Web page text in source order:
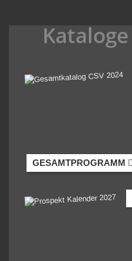
Kataloge
GESAMTPROGRAMM